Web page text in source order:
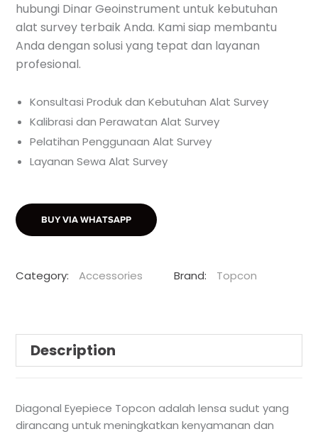
hubungi Dinar Geoinstrument untuk kebutuhan
alat survey terbaik Anda. Kami siap membantu
Anda dengan solusi yang tepat dan layanan
profesional.
Konsultasi Produk dan Kebutuhan Alat Survey
Kalibrasi dan Perawatan Alat Survey
Pelatihan Penggunaan Alat Survey
Layanan Sewa Alat Survey
BUY VIA WHATSAPP
Category: Accessories Brand: Topcon
Description
Diagonal Eyepiece Topcon adalah lensa sudut yang
dirancang untuk meningkatkan kenyamanan dan